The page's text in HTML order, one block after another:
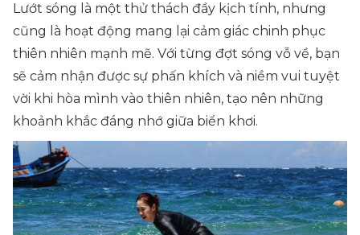
Lướt sóng là một thử thách đầy kịch tính, nhưng
cũng là hoạt động mang lại cảm giác chinh phục
thiên nhiên mạnh mẽ. Với từng đợt sóng vỗ về, bạn
sẽ cảm nhận được sự phấn khích và niềm vui tuyệt
vời khi hòa mình vào thiên nhiên, tạo nên những
khoảnh khắc đáng nhớ giữa biển khơi.